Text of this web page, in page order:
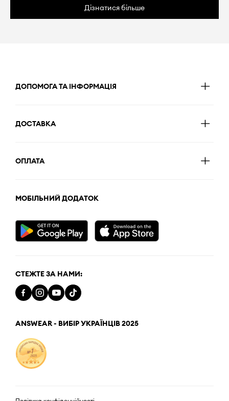
Дізнатися більше
ДОПОМОГА ТА ІНФОРМАЦІЯ
ДОСТАВКА
ОПЛАТА
МОБІЛЬНИЙ ДОДАТОК
СТЕЖТЕ ЗА НАМИ:
ANSWEAR - ВИБІР УКРАЇНЦІВ 2025